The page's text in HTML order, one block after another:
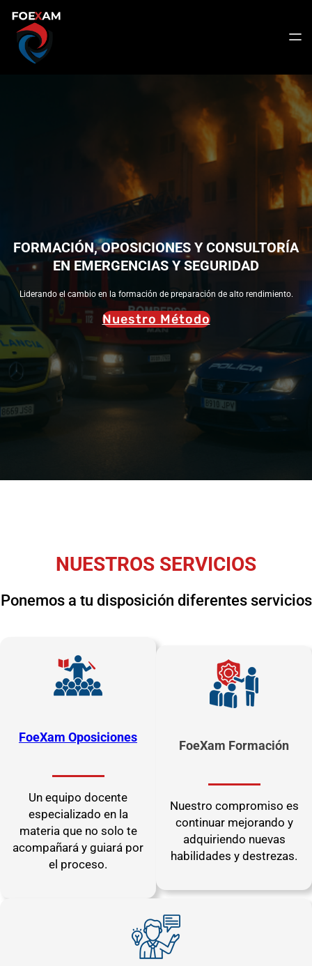
contenido
FORMACIÓN, OPOSICIONES Y CONSULTORÍA
EN EMERGENCIAS Y SEGURIDAD
Liderando el cambio en la formación de preparación de alto rendimiento.
Nuestro Método
NUESTROS SERVICIOS
Ponemos a tu disposición diferentes servicios
FoeXam Oposiciones
Un equipo docente
especializado en la
materia que no solo te
acompañará y guiará por
el proceso.
FoeXam Formación
Nuestro compromiso es
continuar mejorando y
adquiriendo nuevas
habilidades y destrezas.